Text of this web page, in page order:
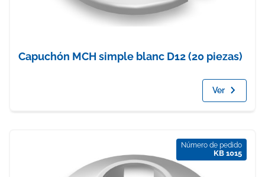
Capuchón MCH simple blanc D12 (20 piezas)
Ver
Número de pedido
KB 1015